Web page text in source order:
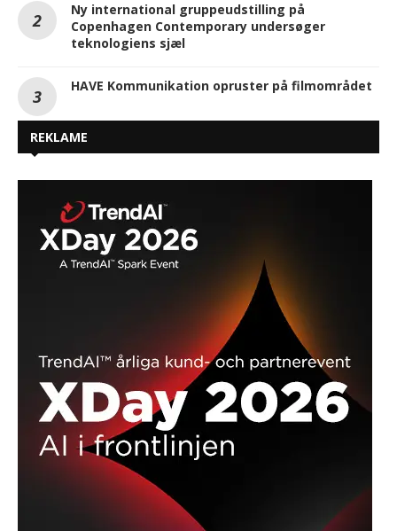
Ny international gruppeudstilling på
Copenhagen Contemporary undersøger
teknologiens sjæl
HAVE Kommunikation opruster på filmområdet
REKLAME